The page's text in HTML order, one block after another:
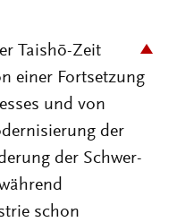
Taishō-Zeit
einer Fortsetzung
und von
der
der Schwer-
schon